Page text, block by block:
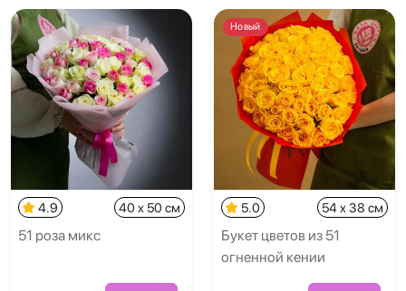
4.9 40 x 50 см
51 роза микс
Новый
5.0 54 x 38 см
Букет цветов из 51
огненной кении